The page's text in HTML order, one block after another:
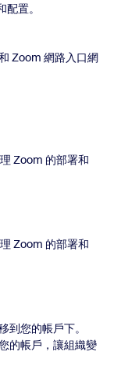
置。
Zoom 網路入口網
Zoom 的部署和
Zoom 的部署和
到您的帳戶下。
的帳戶，讓組織變